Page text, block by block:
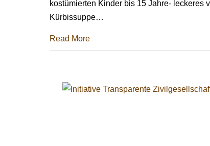
kostümierten Kinder bis 15 Jahre- leckeres
Kürbissuppe…
Read More